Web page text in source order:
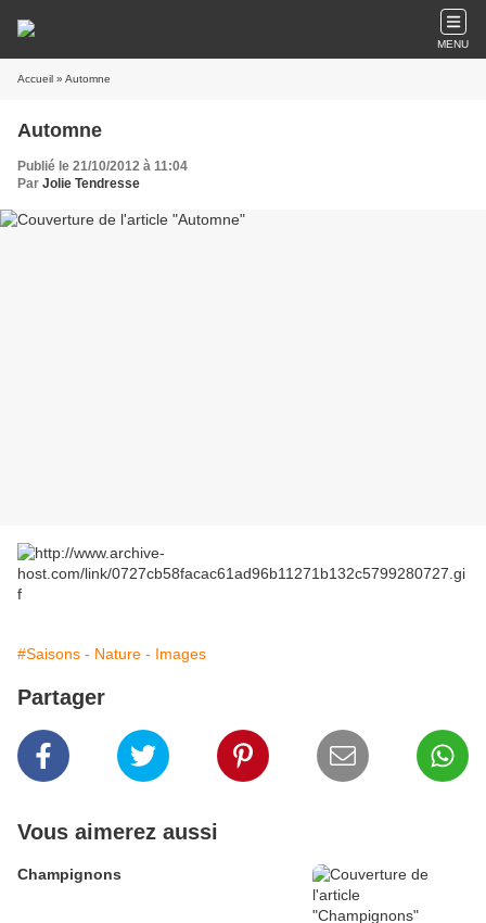
MENU
Accueil » Automne
Automne
Publié le 21/10/2012 à 11:04
Par Jolie Tendresse
#Saisons - Nature - Images
Partager
Vous aimerez aussi
Champignons